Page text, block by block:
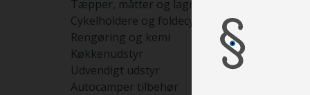
Tæpper, måtter og lagner
Cykelholdere og foldecykler
Rengøring og kemi
Køkkenudstyr
Udvendigt udstyr
Autocamper tilbehør